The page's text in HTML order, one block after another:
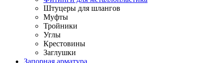
Штуцеры для шлангов
Муфты
Тройники
Углы
Крестовины
Заглушки
Запорная арматура